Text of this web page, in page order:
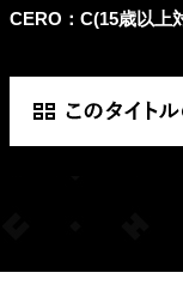
CERO：C(15歳以上